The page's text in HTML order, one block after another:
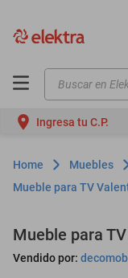
Buscar en
Ingresa tu C.P.
Muebles
Mueble para TV
Mueble para
Vendido por:
motos
moto
celulares
refrigeradores